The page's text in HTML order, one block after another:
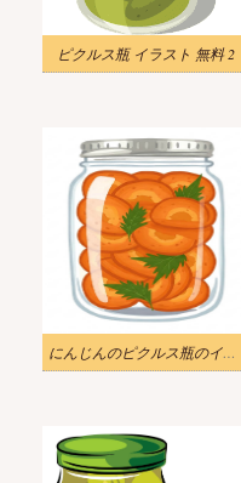
ピクルス瓶 イラスト 無料 2
にんじんのピクルス瓶のイラスト画像